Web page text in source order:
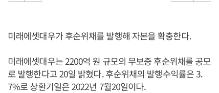
미래에셋대우가 후순위채를 발행해 자본을 확충한다.
미래에셋대우는 2200억 원 규모의 무보증 후순위채를 공모
로 발행한다고 20일 밝혔다. 후순위채의 발행수익률은 3.
7%로 상환기일은 2022년 7월20일이다.